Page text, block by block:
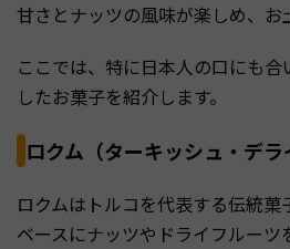
甘さとナッツの風味が楽しめ、お
ここでは、特に日本人の口にも
したお菓子を紹介します。
ロクム（ターキッシュ・デラ
ロクムはトルコを代表する伝統菓
ベースにナッツやドライフルーツ